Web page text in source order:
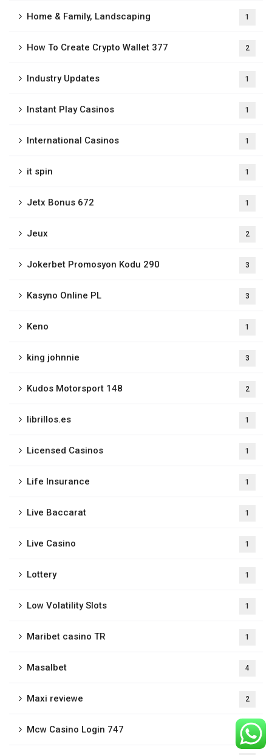
Home & Family, Landscaping 1
How To Create Crypto Wallet 377 2
Industry Updates 1
Instant Play Casinos 1
International Casinos 1
it spin 1
Jetx Bonus 672 1
Jeux 2
Jokerbet Promosyon Kodu 290 3
Kasyno Online PL 3
Keno 1
king johnnie 3
Kudos Motorsport 148 2
librillos.es 1
Licensed Casinos 1
Life Insurance 1
Live Baccarat 1
Live Casino 1
Lottery 1
Low Volatility Slots 1
Maribet casino TR 1
Masalbet 4
Maxi reviewe 2
Mcw Casino Login 747 3